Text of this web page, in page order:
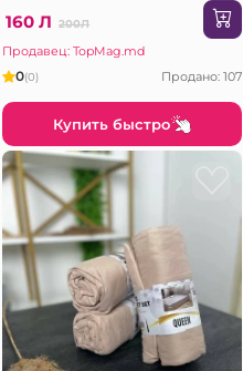
160 Л 200Л
Продавец: TopMag.md
0(0) Продано: 107
Купить быстро